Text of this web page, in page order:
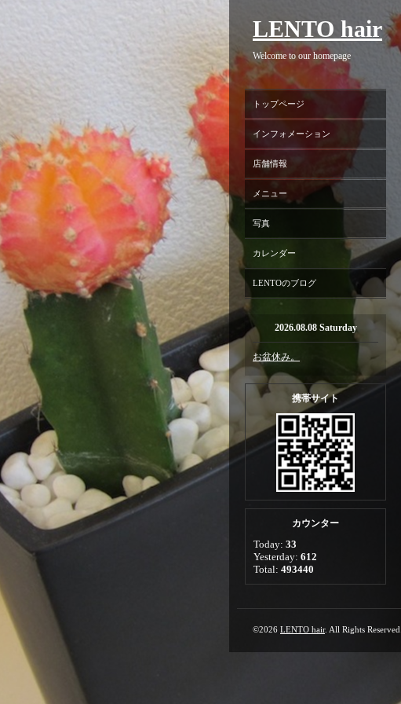
LENTO hair
Welcome to our homepage
トップページ
インフォメーション
店舗情報
メニュー
写真
カレンダー
LENTOのブログ
2026.08.08 Saturday
お盆休み。
携帯サイト
カウンター
Today: 33
Yesterday: 612
Total: 493440
©2026 LENTO hair. All Rights Reserved.